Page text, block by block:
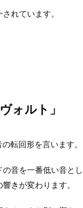
れています。
ォルト」
転回形を言います。
音を一番低い音と
きが変わります。